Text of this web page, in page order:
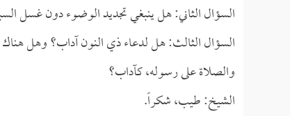
السؤال الثاني: هل ينبغي تجديد الوضوء دون غسل
السؤال الثالث: هل لدعاء ذي النون آداب؟ وهل هناك
والصلاة على رسوله، كآداب؟
الشيخ: طيب، شكراً.